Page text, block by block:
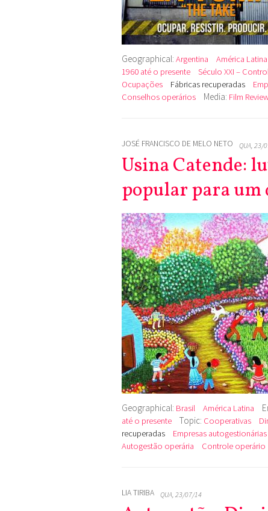
Geographical: Argentina América Latina
1960 até o presente
Século XXI –
Ocupações
Fábricas recuperadas
Conselhos operários
Media: Film
JOSÉ FRANCISCO DE MELO NETO QUA, 23/
Usina Catende:
popular para
Geographical: Brasil América Latina
até o presente
Topic: Cooperativas
recuperadas
Empresas autogestionárias
Autogestão operária
Controle operário
LIA TIRIBA QUA, 23/07/14